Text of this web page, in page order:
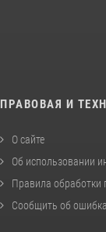
ПРАВОВАЯ И
О сайте
Об использовании
Правила обработки
Сообщить об